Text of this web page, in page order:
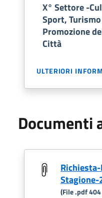
X° Settore -
Sport,
Promozione
Città
ULTERIORI
Documenti
(File .pdf